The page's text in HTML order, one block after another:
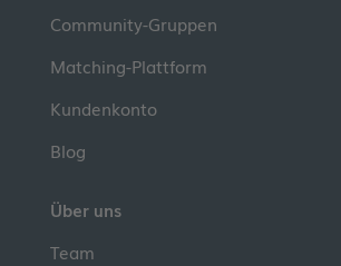
Community-Gruppen
Matching-Plattform
Kundenkonto
Blog
Über uns
Team